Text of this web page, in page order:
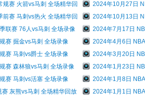
赛 火箭vs马刺 全场精华回
2024年10月27日
赛 马刺vs热火 全场精华回
2024年10月13日
联赛 76人vs马刺 全场录像
2024年7月17日
赛 掘金vs马刺 全场录像
2024年4月6日
赛 马刺vs爵士 全场录像
2024年3月20日
赛 森林狼vs马刺 全场录像
2024年1月23日
赛 马刺vs活塞 全场录像
2024年1月8日
灰熊vs马刺 全场精华回放
2024年1月1日